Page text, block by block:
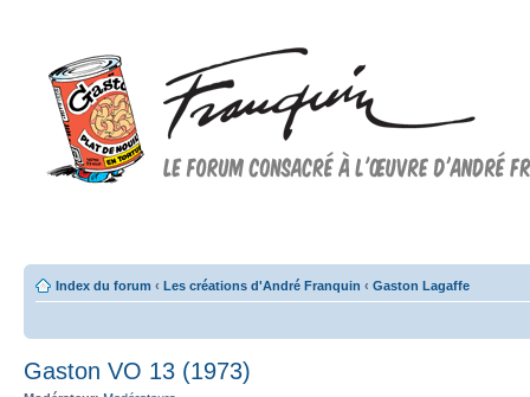
Index du forum ‹ Les créations d'André Franquin ‹ Gaston Lagaffe
Gaston VO 13 (1973)